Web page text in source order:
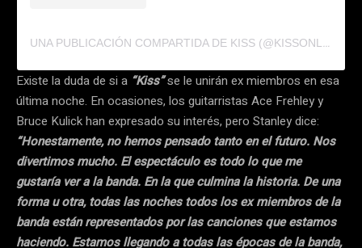
UNA PUBLICACIÓN COMPARTIDA DE KISS (@KISSONLINE)
Existe la duda de si a “Kiss”se le unirán ex miembros en esa
última noche. En ocasiones, los guitarristas Ace Frehley y
Bruce Kulick han expresado su interés, pero Stanley dice:
“Honestamente, no hemos pensado tanto en el futuro. Nos
divertimos mucho. El espectáculo es todo lo que me
gustaría ver a la banda. En la que culmina la historia. De una
forma u otra, todas las noches todos los ex miembros de la
banda están representados por las canciones que estamos
haciendo. Estamos llegando a todas las épocas de la banda,